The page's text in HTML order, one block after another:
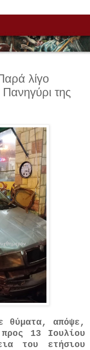
λίγο
της
θύματα, απόψε,
13 Ιουλίου
του ετήσιου